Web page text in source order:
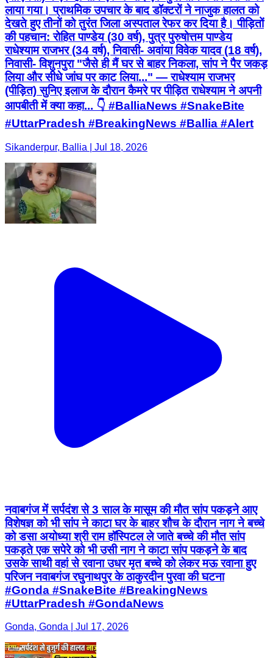
लाया गया। प्राथमिक उपचार के बाद डॉक्टरों ने नाजुक हालत को
देखते हुए तीनों को तुरंत जिला अस्पताल रेफर कर दिया है। पीड़ितों
की पहचान: रोहित पाण्डेय (30 वर्ष), पुत्र पुरुषोत्तम पाण्डेय
राधेश्याम राजभर (34 वर्ष), निवासी- अवांया विवेक यादव (18 वर्ष),
निवासी- विशुनपुरा "जैसे ही मैं घर से बाहर निकला, सांप ने पैर जकड़
लिया और सीधे जांघ पर काट लिया..." — राधेश्याम राजभर
(पीड़ित) सुनिए इलाज के दौरान कैमरे पर पीड़ित राधेश्याम ने अपनी
आपबीती में क्या कहा... 👇 #BalliaNews #SnakeBite
#UttarPradesh #BreakingNews #Ballia #Alert
Sikanderpur, Ballia | Jul 18, 2026
नवाबगंज में सर्पदंश से 3 साल के मासूम की मौत सांप पकड़ने आए
विशेषज्ञ को भी सांप ने काटा घर के बाहर शौच के दौरान नाग ने बच्चे
को डसा अयोध्या श्री राम हॉस्पिटल ले जाते बच्चे की मौत सांप
पकड़ते एक सपेरे को भी उसी नाग ने काटा सांप पकड़ने के बाद
उसके साथी वहां से रवाना उधर मृत बच्चे को लेकर मऊ रवाना हुए
परिजन नवाबगंज रघुनाथपुर के ठाकुरदीन पुरवा की घटना
#Gonda #SnakeBite #BreakingNews
#UttarPradesh #GondaNews
Gonda, Gonda | Jul 17, 2026